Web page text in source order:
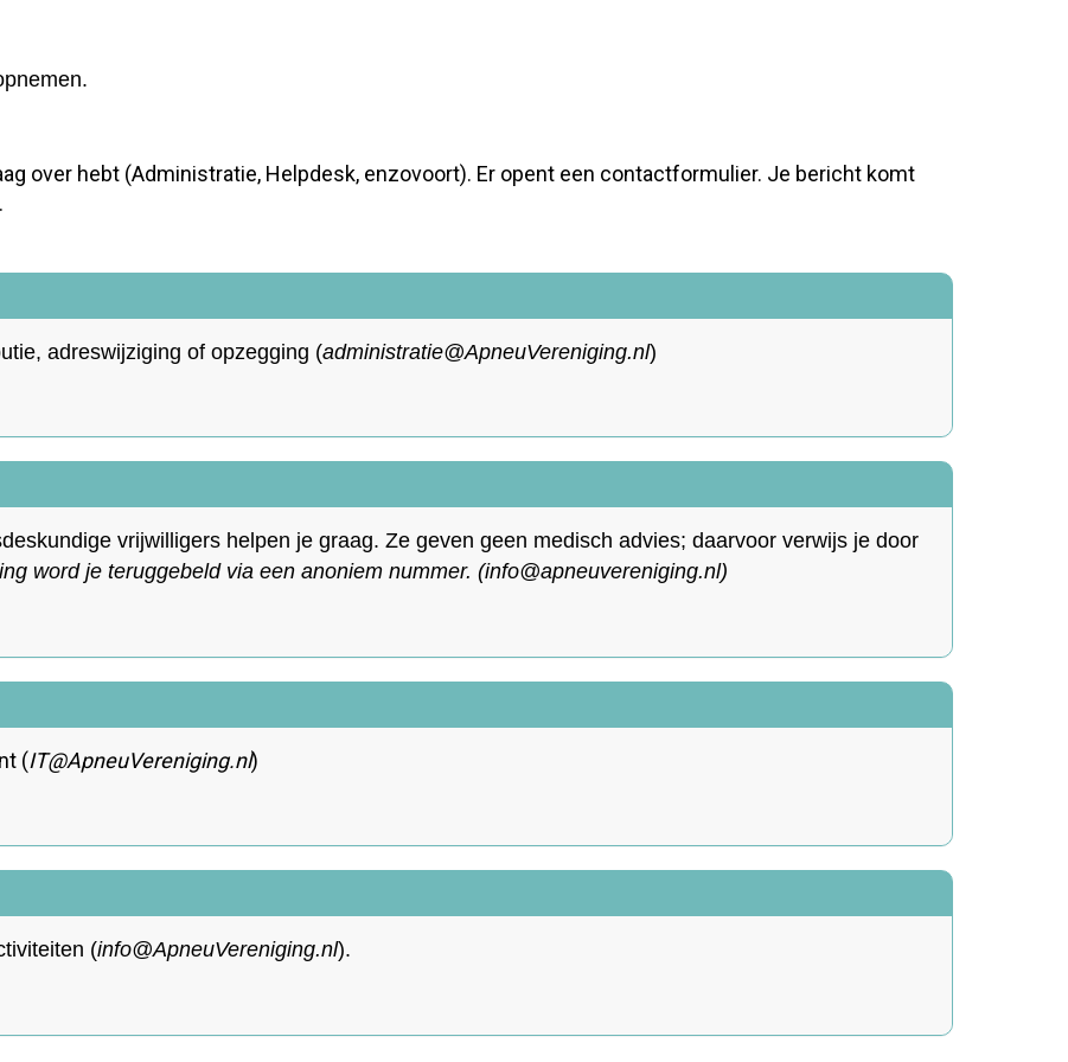
over hebt (Administratie, Helpdesk, enzovoort). Er opent een contactformulier. Je bericht komt
adreswijziging of opzegging (eitartsinimda@ApneuVereniging.nl)
vrijwilligers helpen je graag. Ze geven geen medisch advies; daarvoor verwijs je door
word je teruggebeld via een anoniem nummer. (ofni@apneuvereniging.nl)
(TI@ApneuVereniging.nl)
(info@ApneuVereniging.nl).